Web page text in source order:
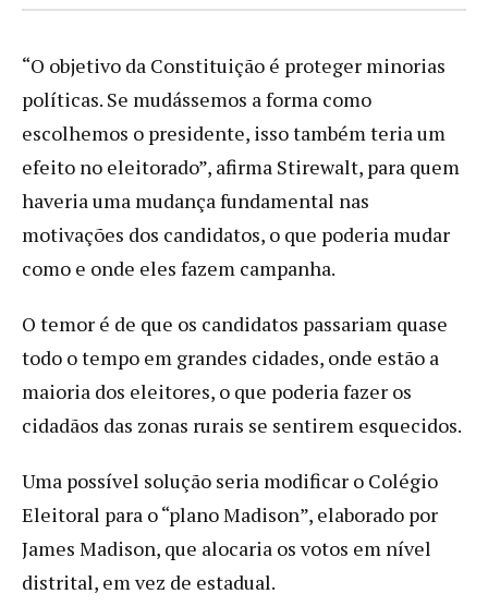
“O objetivo da Constituição é proteger minorias
políticas. Se mudássemos a forma como
escolhemos o presidente, isso também teria um
efeito no eleitorado”, afirma Stirewalt, para quem
haveria uma mudança fundamental nas
motivações dos candidatos, o que poderia mudar
como e onde eles fazem campanha.
O temor é de que os candidatos passariam quase
todo o tempo em grandes cidades, onde estão a
maioria dos eleitores, o que poderia fazer os
cidadãos das zonas rurais se sentirem esquecidos.
Uma possível solução seria modificar o Colégio
Eleitoral para o “plano Madison”, elaborado por
James Madison, que alocaria os votos em nível
distrital, em vez de estadual.